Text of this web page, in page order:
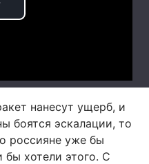
нанесут ущерб, и
боятся эскалации, то
россияне уже бы
бы хотели этого. С